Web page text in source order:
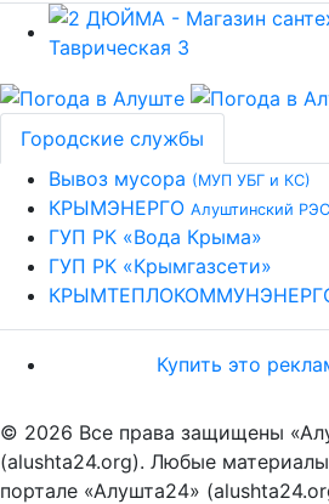
Городские службы
Вывоз мусора (МУП УБГ и КС)
КРЫМЭНЕРГО Алуштинский РЭС
ГУП РК «Вода Крыма»
ГУП РК «Крымгазсети»
Купить это
© 2026 Все права защищены
(alushta24.org). Любые
портале «Алушта24»